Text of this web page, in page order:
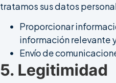
tratamos sus datos
Proporcionar
información relevante
Envío de
5. Legitimidad